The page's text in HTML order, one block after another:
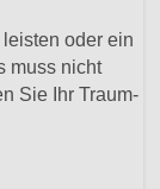
oder ein
muss nicht
Sie Ihr Traum-